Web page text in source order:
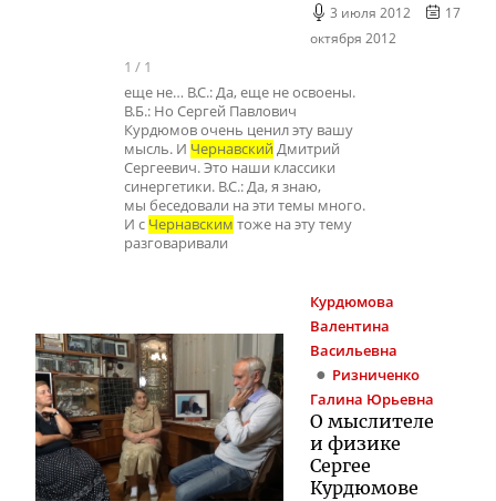
3 июля 2012
17
октября 2012
1 / 1
еще не… В.С.: Да, еще не освоены.
В.Б.: Но Сергей Павлович
Курдюмов очень ценил эту вашу
мысль. И Чернавский Дмитрий
Сергеевич. Это наши классики
синергетики. В.С.: Да, я знаю,
мы беседовали на эти темы много.
И с Чернавским тоже на эту тему
разговаривали
Курдюмова
Валентина
Васильевна
Ризниченко
Галина Юрьевна
О мыслителе
и физике
Сергее
Курдюмове